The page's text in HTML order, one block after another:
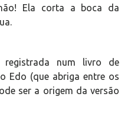
Ela corta a boca da
registrada num livro de
Edo (que abriga entre os
ser a origem da versão